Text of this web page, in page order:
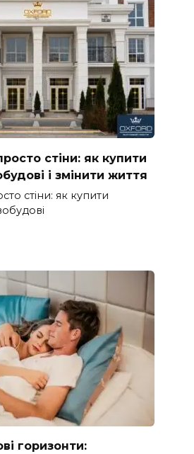
стіни: як купити
і змінити життя
стіни: як купити
горизонти: